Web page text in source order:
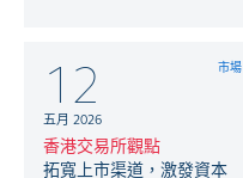
12
五月 2026
市場
香港交易所觀點
拓寬上市渠道，激發資本